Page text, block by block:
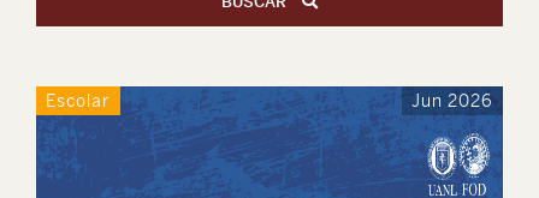
Escolar Jun 2026